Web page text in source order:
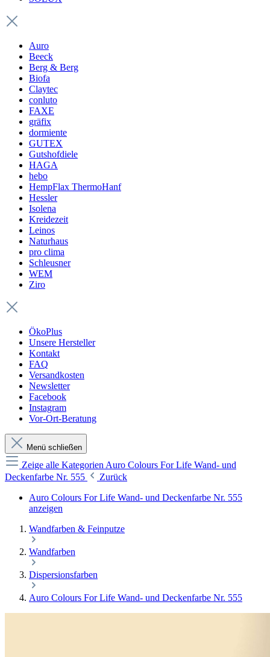
Auro
Beeck
Berg & Berg
Biofa
Claytec
conluto
FAXE
gräfix
dormiente
GUTEX
Gutshofdiele
HAGA
hebo
HempFlax ThermoHanf
Hessler
Isolena
Kreidezeit
Leinos
Naturhaus
pro clima
Schleusner
WEM
Ziro
ÖkoPlus
Unsere Hersteller
Kontakt
FAQ
Versandkosten
Newsletter
Facebook
Instagram
Vor-Ort-Beratung
Menü schließen
Zeige alle Kategorien Auro Colours For Life Wand- und
Deckenfarbe Nr. 555
Zurück
Auro Colours For Life Wand- und Deckenfarbe Nr. 555
anzeigen
Wandfarben & Feinputze
Wandfarben
Dispersionsfarben
Auro Colours For Life Wand- und Deckenfarbe Nr. 555